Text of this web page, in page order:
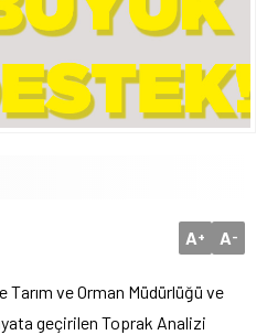
A+ A-
Tarım ve Orman Müdürlüğü ve
geçirilen Toprak Analizi